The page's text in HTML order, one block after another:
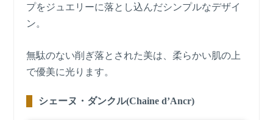
プをジュエリーに落とし込んだシンプルなデザイ
ン。
無駄のない削ぎ落とされた美は、柔らかい肌の上
で優美に光ります。
シェーヌ・ダンクル(Chaine d’Ancr)